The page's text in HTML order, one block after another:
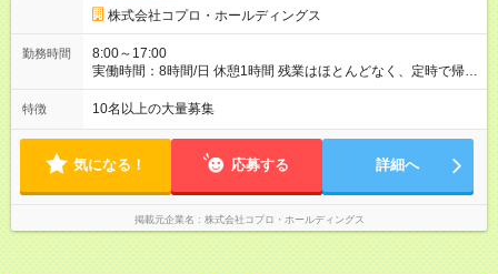
株式会社コプロ・ホールディングス
勤務時間
8:00～17:00
実働時間：8時間/日 休憩1時間 残業はほとんどなく、定時で帰れ
る日が多い働き方です。 毎日の業務は進捗管理や事務が中心な
ので、 「今日やるべき仕事」が終われば、自然と区切りをつけ
方を大切にしています。
特徴 10名以上の大量募集
気になる！ 応募する 詳細へ
掲載元企業名 株式会社コプロ・ホールディングス